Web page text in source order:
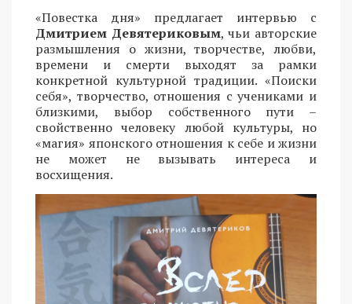
«Повестка дня» предлагает интервью с
Дмитрием Девятериковым, чьи авторские
размышления о жизни, творчестве, любви,
времени и смерти выходят за рамки
конкретной культурной традиции. «Поиски
себя», творчество, отношения с учениками и
близкими, выбор собственного пути –
свойственно человеку любой культуры, но
«магия» японского отношения к себе и жизни
не может не вызывать интереса и
восхищения.